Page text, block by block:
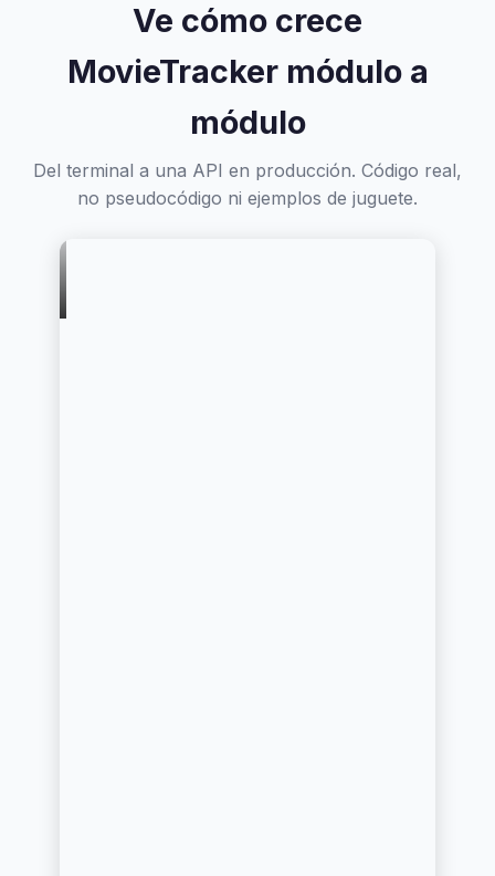
Ve cómo crece
MovieTracker módulo a
módulo
Del terminal a una API en producción. Código real,
no pseudocódigo ni ejemplos de juguete.